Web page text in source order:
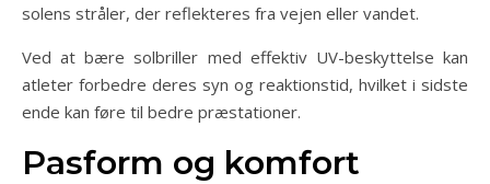
solens stråler, der reflekteres fra vejen eller vandet.
Ved at bære solbriller med effektiv UV-beskyttelse kan
atleter forbedre deres syn og reaktionstid, hvilket i sidste
ende kan føre til bedre præstationer.
Pasform og komfort